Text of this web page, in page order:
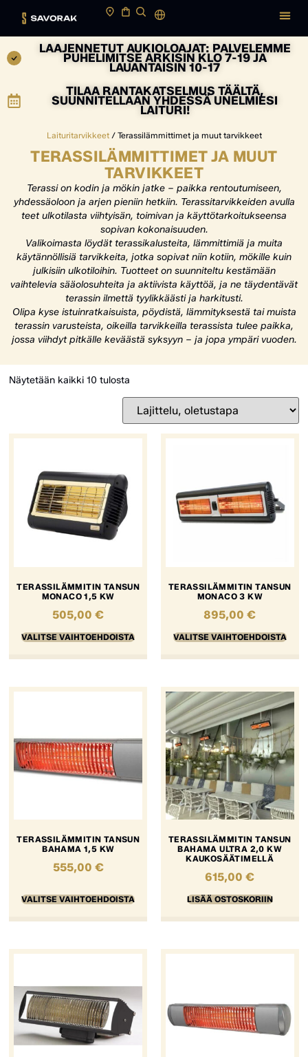
LAAJENNETUT AUKIOLOAJAT: PALVELEMME
PUHELIMITSE ARKISIN KLO 7-19 JA
LAUANTAISIN 10-17
TILAA RANTAKATSELMUS TÄÄLTÄ,
SUUNNITELLAAN YHDESSÄ UNELMIESI
LAITURI!
Laituritarvikkeet/ Terassilämmittimet ja muut tarvikkeet
TERASSILÄMMITTIMET JA MUUT
TARVIKKEET
Terassi on kodin ja mökin jatke – paikka rentoutumiseen,
yhdessäoloon ja arjen pieniin hetkiin. Terassitarvikkeiden avulla
teet ulkotilasta viihtyisän, toimivan ja käyttötarkoitukseensa
sopivan kokonaisuuden.
Valikoimasta löydät terassikalusteita, lämmittimiä ja muita
käytännöllisiä tarvikkeita, jotka sopivat niin kotiin, mökille kuin
julkisiin ulkotiloihin. Tuotteet on suunniteltu kestämään
vaihtelevia sääolosuhteita ja aktiivista käyttöä, ja ne täydentävät
terassin ilmettä tyylikkäästi ja harkitusti.
Olipa kyse istuinratkaisuista, pöydistä, lämmityksestä tai muista
terassin varusteista, oikeilla tarvikkeilla terassista tulee paikka,
jossa viihdyt pitkälle keväästä syksyyn – ja jopa ympäri vuoden.
Näytetään kaikki 10 tulosta
TERASSILÄMMITIN TANSUN
MONACO 1,5 KW
505,00€
VALITSE VAIHTOEHDOISTA
TERASSILÄMMITIN TANSUN
MONACO 3 KW
895,00€
VALITSE VAIHTOEHDOISTA
TERASSILÄMMITIN TANSUN
BAHAMA 1,5 KW
555,00 €
VALITSE VAIHTOEHDOISTA
TERASSILÄMMITIN TANSUN
BAHAMA ULTRA 2,0 KW
KAUKOSÄÄTIMELLÄ
615,00€
LISÄÄ OSTOSKORIIN